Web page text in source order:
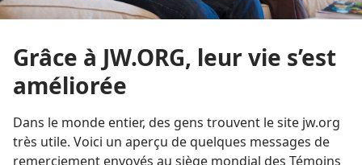
Grâce à JW.ORG, leur vie s’est
améliorée
Dans le monde entier, des gens trouvent le site jw.org
très utile. Voici un aperçu de quelques messages de
remerciement envoyés au siège mondial des Témoins